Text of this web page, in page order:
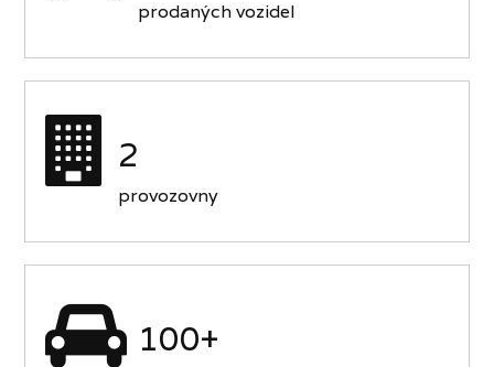
prodaných vozidel
2
provozovny
100+